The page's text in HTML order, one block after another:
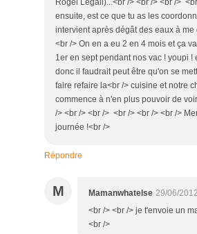
Rogel Legall)...<br /> <br /> <br />
ensuite, est ce que tu as les
intervient après dégât des eaux à me
<br /> On en a eu 2 en 4 mois et ça
1er en sept pendant nos vac ! youpi !
donc il faudrait peut être qu'on se
faire refaire la<br /> cuisine et notre
commence à n'en plus pouvoir de
/> <br /> <br /> <br /> <br /> <br />
journée !<br />
Répondre
M Mamanwhatelse 29/06/
<br /> <br /> je t'envoie un
<br />